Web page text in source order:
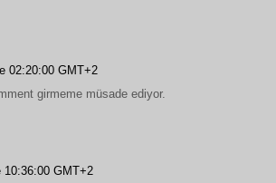
02:20:00 GMT+2
girmeme müsade ediyor.
10:36:00 GMT+2